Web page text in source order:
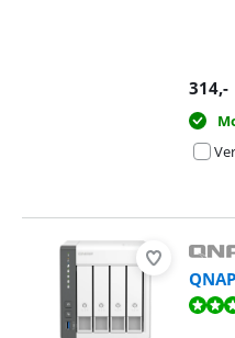
314,-
Beoordeling is 8,6 van de 10,